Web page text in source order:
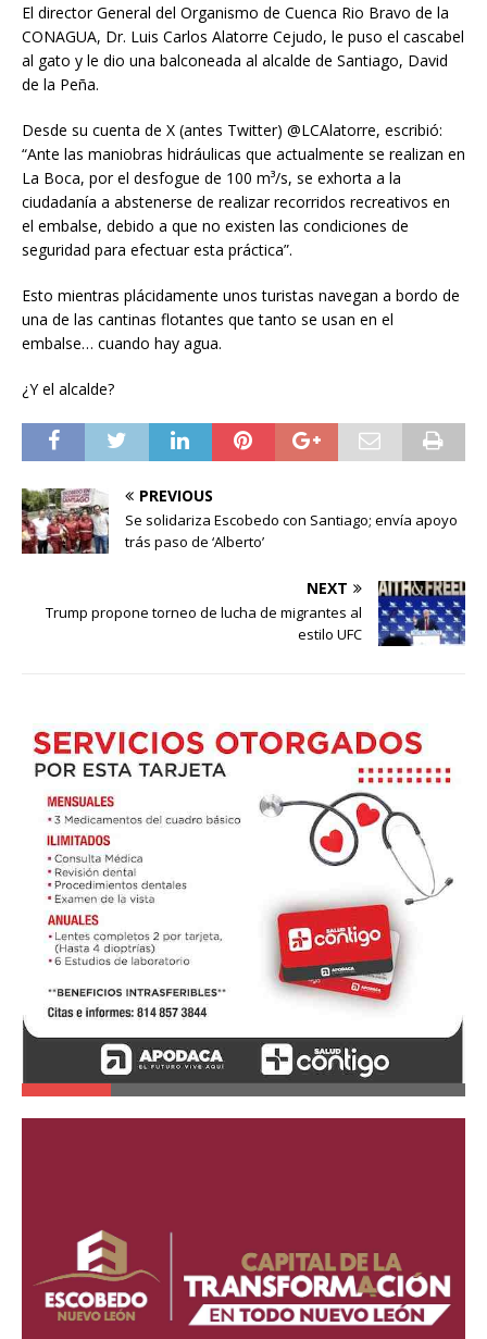
El director General del Organismo de Cuenca Rio Bravo de la
CONAGUA, Dr. Luis Carlos Alatorre Cejudo, le puso el cascabel
al gato y le dio una balconeada al alcalde de Santiago, David
de la Peña.
Desde su cuenta de X (antes Twitter) @LCAlatorre, escribió:
“Ante las maniobras hidráulicas que actualmente se realizan en
La Boca, por el desfogue de 100 m³/s, se exhorta a la
ciudadanía a abstenerse de realizar recorridos recreativos en
el embalse, debido a que no existen las condiciones de
seguridad para efectuar esta práctica”.
Esto mientras plácidamente unos turistas navegan a bordo de
una de las cantinas flotantes que tanto se usan en el
embalse… cuando hay agua.
¿Y el alcalde?
PREVIOUS
Se solidariza Escobedo con Santiago; envía apoyo
trás paso de ‘Alberto’
NEXT
Trump propone torneo de lucha de migrantes al
estilo UFC